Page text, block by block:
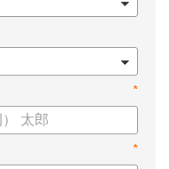
てください。
*
*